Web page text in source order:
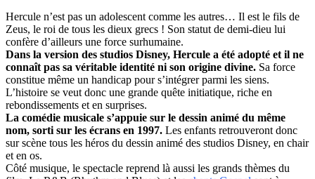
Hercule n’est pas un adolescent comme les autres… Il est le fils de
Zeus, le roi de tous les dieux grecs ! Son statut de demi-dieu lui
confère d’ailleurs une force surhumaine.
Dans la version des studios Disney, Hercule a été adopté et il ne
connaît pas sa véritable identité ni son origine divine. Sa force
constitue même un handicap pour s’intégrer parmi les siens.
L’histoire se veut donc une grande quête initiatique, riche en
rebondissements et en surprises.
La comédie musicale s’appuie sur le dessin animé du même
nom, sorti sur les écrans en 1997. Les enfants retrouveront donc
sur scène tous les héros du dessin animé des studios Disney, en chair
et en os.
Côté musique, le spectacle reprend là aussi les grands thèmes du